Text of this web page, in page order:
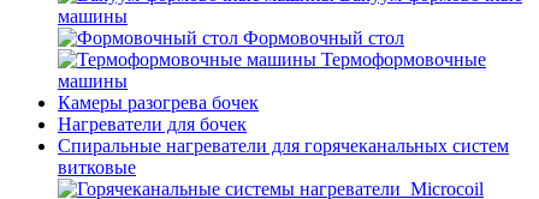
машины
Формовочный стол
Термоформовочные
машины
Камеры разогрева бочек
Нагреватели для бочек
Спиральные нагреватели для горячеканальных систем
витковые